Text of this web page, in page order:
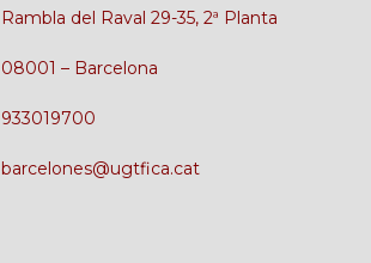
Rambla del Raval 29-35, 2ª Planta
08001 – Barcelona
933019700
barcelones@ugtfica.cat